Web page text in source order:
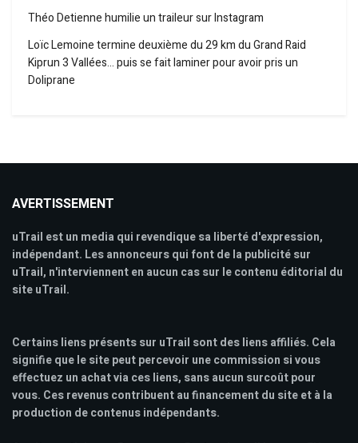
Théo Detienne humilie un traileur sur Instagram
Loïc Lemoine termine deuxième du 29 km du Grand Raid
Kiprun 3 Vallées… puis se fait laminer pour avoir pris un
Doliprane
AVERTISSEMENT
uTrail est un media qui revendique sa liberté d'expression,
indépendant. Les annonceurs qui font de la publicité sur
uTrail, n'interviennent en aucun cas sur le contenu éditorial du
site uTrail.
Certains liens présents sur uTrail sont des liens affiliés. Cela
signifie que le site peut percevoir une commission si vous
effectuez un achat via ces liens, sans aucun surcoût pour
vous. Ces revenus contribuent au financement du site et à la
production de contenus indépendants.